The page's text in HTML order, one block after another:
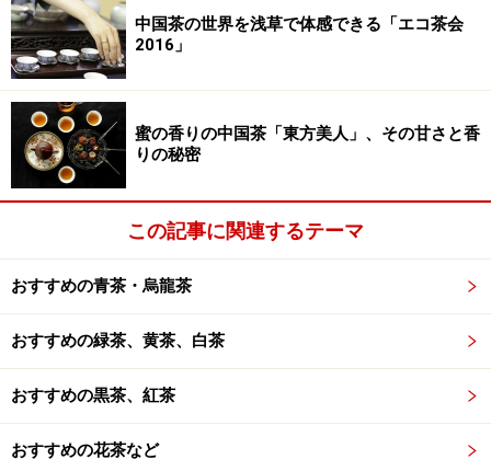
中国茶の世界を浅草で体感できる「エコ茶会
2016」
蜜の香りの中国茶「東方美人」、その甘さと香
りの秘密
この記事に関連するテーマ
おすすめの青茶・烏龍茶
おすすめの緑茶、黄茶、白茶
おすすめの黒茶、紅茶
おすすめの花茶など